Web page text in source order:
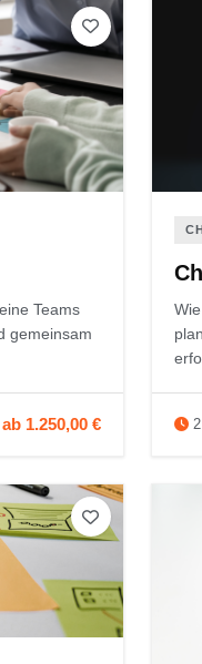
Teams
gemeinsam
ab 1.250,00 € 2